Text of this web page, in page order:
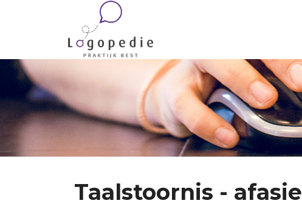
Taalstoornis - afasie